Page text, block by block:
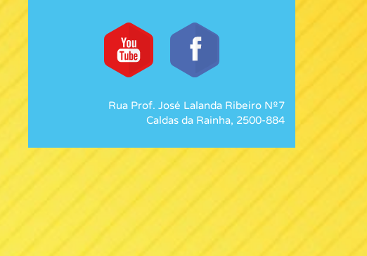
Rua Prof. José Lalanda Ribeiro Nº7
Caldas da Rainha, 2500-884